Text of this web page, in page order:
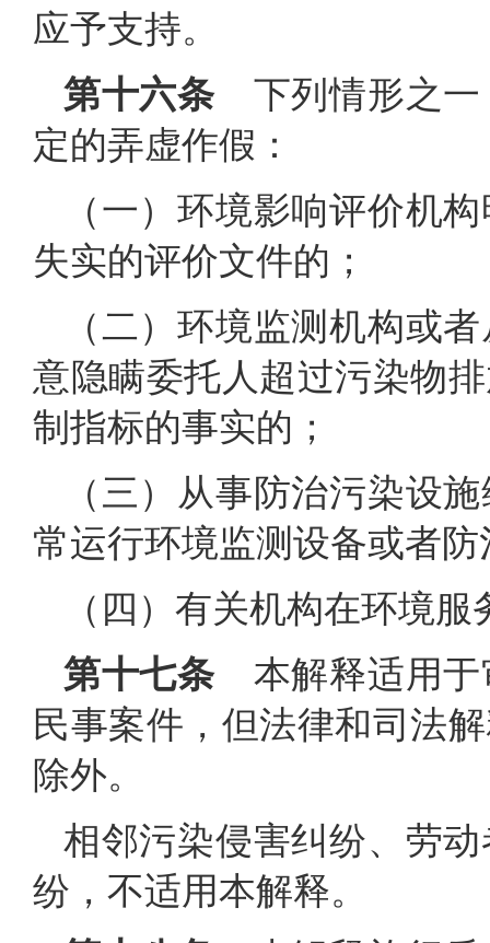
应予支持。
第十六条下列情形之一
定的弄虚作假：
（一）环境影响评价机
失实的评价文件的；
（二）环境监测机构或
意隐瞒委托人超过污染物
制指标的事实的；
（三）从事防治污染设
常运行环境监测设备或者
（四）有关机构在环境
第十七条本解释适用于
民事案件，但法律和司法
除外。
相邻污染侵害纠纷、劳
纷，不适用本解释。